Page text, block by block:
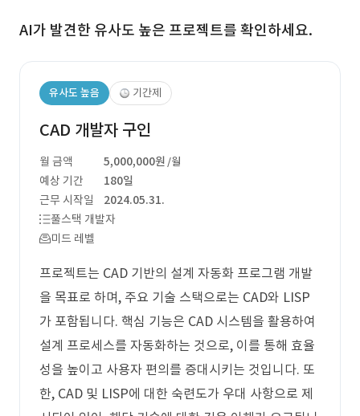
AI가 발견한 유사도 높은 프로젝트를 확인하세요.
유사도 높음 기간제
CAD 개발자 구인
월 금액 5,000,000원 /월
예상 기간
180일
근무 시작일
2024.05.31.
풀스택 개발자
미드 레벨
프로젝트는 CAD 기반의 설계 자동화 프로그램 개발
을 목표로 하며, 주요 기술 스택으로는 CAD와 LISP
가 포함됩니다. 핵심 기능은 CAD 시스템을 활용하여
설계 프로세스를 자동화하는 것으로, 이를 통해 효율
성을 높이고 사용자 편의를 증대시키는 것입니다. 또
한, CAD 및 LISP에 대한 숙련도가 우대 사항으로 제